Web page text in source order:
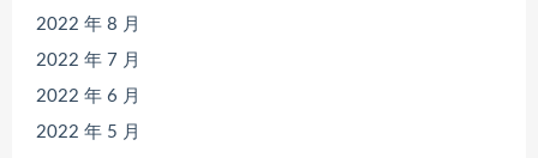
2022 年 8 月
2022 年 7 月
2022 年 6 月
2022 年 5 月